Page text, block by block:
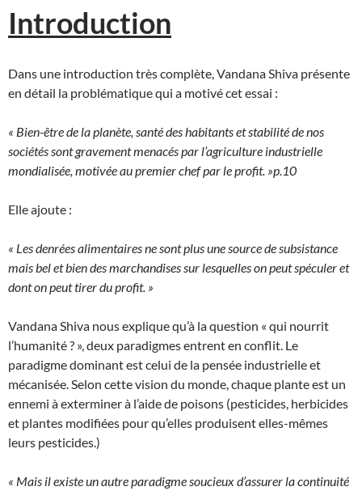
Introduction
Dans une introduction très complète, Vandana Shiva présente
en détail la problématique qui a motivé cet essai :
« Bien-être de la planète, santé des habitants et stabilité de nos
sociétés sont gravement menacés par l’agriculture industrielle
mondialisée, motivée au premier chef par le profit. »p.10
Elle ajoute :
« Les denrées alimentaires ne sont plus une source de subsistance
mais bel et bien des marchandises sur lesquelles on peut spéculer et
dont on peut tirer du profit. »
Vandana Shiva nous explique qu’à la question « qui nourrit
l’humanité ? », deux paradigmes entrent en conflit. Le
paradigme dominant est celui de la pensée industrielle et
mécanisée. Selon cette vision du monde, chaque plante est un
ennemi à exterminer à l’aide de poisons (pesticides, herbicides
et plantes modifiées pour qu’elles produisent elles-mêmes
leurs pesticides.)
« Mais il existe un autre paradigme soucieux d’assurer la continuité